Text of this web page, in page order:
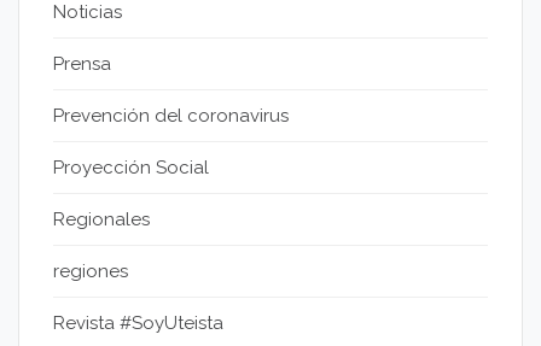
Noticias
Prensa
Prevención del coronavirus
Proyección Social
Regionales
regiones
Revista #SoyUteista